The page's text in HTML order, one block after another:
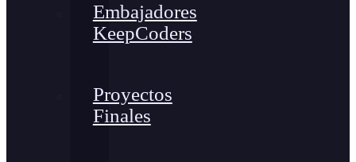
Embajadores
KeepCoders
Proyectos
Finales